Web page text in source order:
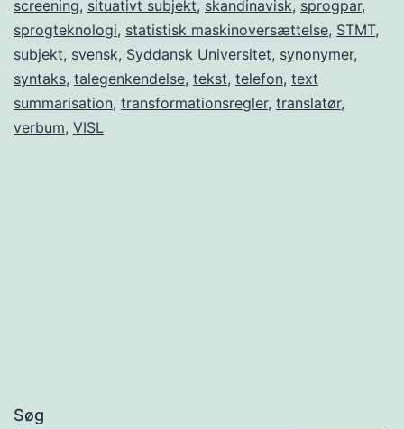
screening, situativt subjekt, skandinavisk, sprogpar,
sprogteknologi, statistisk maskinoversættelse, STMT,
subjekt, svensk, Syddansk Universitet, synonymer,
syntaks, talegenkendelse, tekst, telefon, text
summarisation, transformationsregler, translatør,
verbum, VISL
Søg